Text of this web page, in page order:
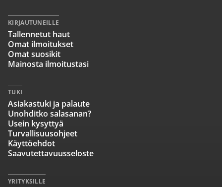
KIRJAUTUNEILLE
Tallennetut haut
Omat ilmoitukset
Omat suosikit
Mainosta ilmoitustasi
TUKI
Asiakastuki ja palaute
Unohditko salasanan?
Usein kysyttyä
Turvallisuusohjeet
Käyttöehdot
Saavutettavuusseloste
YRITYKSILLE